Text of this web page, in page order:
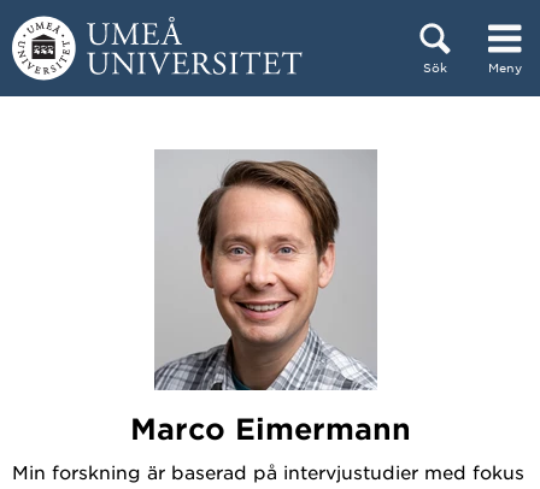
Hoppa direkt till innehållet
Sök Meny
Marco Eimermann
Min forskning är baserad på intervjustudier med fokus